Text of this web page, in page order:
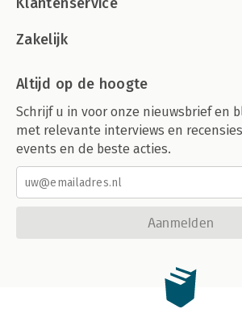
Zakelijk
Altijd op de hoogte
Schrijf u in voor onze nieuwsbrief en
met relevante interviews en
events en de beste acties.
Aanmelden